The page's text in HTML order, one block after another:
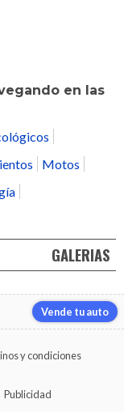
en las
Motos
GALERIAS
Vende tu auto
y condiciones
Publicidad